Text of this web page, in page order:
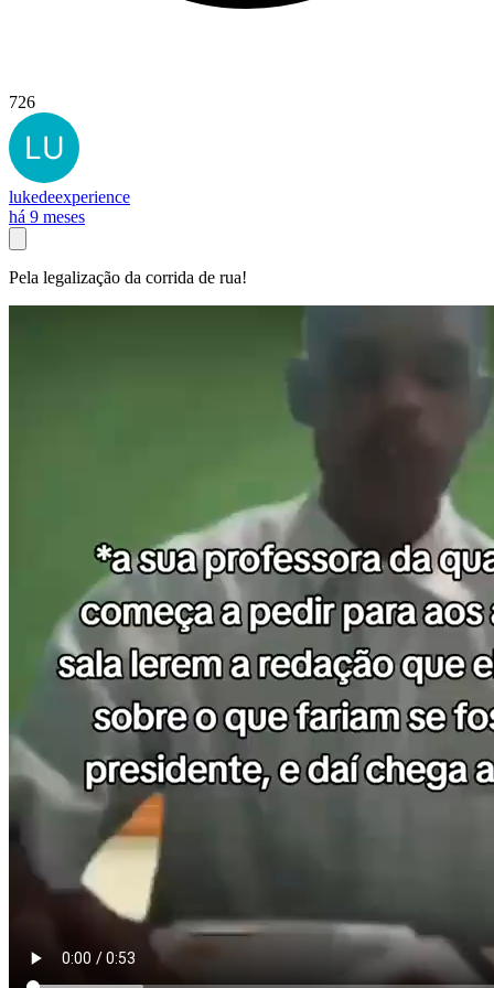
726
lukedeexperience
há 9 meses
Pela legalização da corrida de rua!